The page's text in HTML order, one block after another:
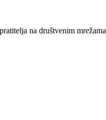
pratitelja na društvenim mrežama